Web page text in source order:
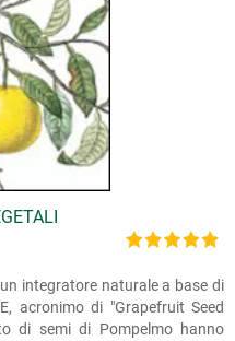
integratore naturale a base di
acronimo di "Grapefruit Seed
di semi di Pompelmo hanno